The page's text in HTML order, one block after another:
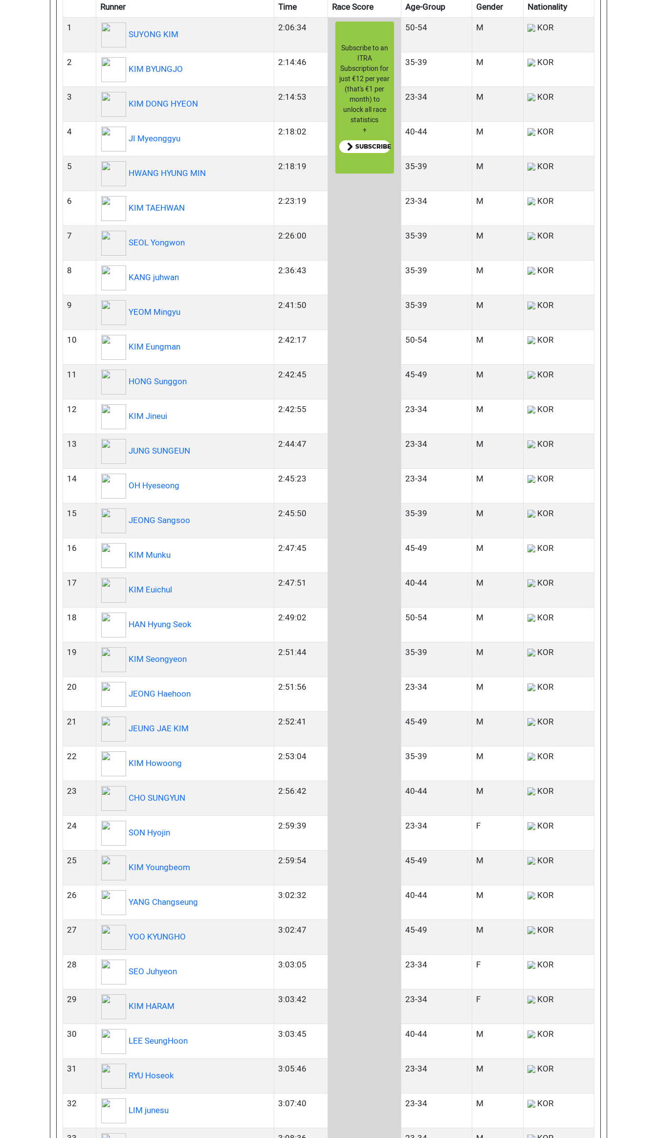
Runner Time Race Score Age-Group Gender
Nationality
1
SUYONG KIM
2:06:34
Subscribe to an
ITRA
Subscription for
just €12 per year
(that's €1 per
month) to
unlock all race
statistics
+
SUBSCRIBE
50-54 M KOR
2
KIM BYUNGJO
2:14:46 35-39 M KOR
3
KIM DONG HYEON
2:14:53 23-34 M KOR
4
JI Myeonggyu
2:18:02 40-44 M KOR
5
HWANG HYUNG MIN
2:18:19 35-39 M KOR
6
KIM TAEHWAN
2:23:19 23-34 M KOR
7
SEOL Yongwon
2:26:00 35-39 M KOR
8
KANG juhwan
2:36:43 35-39 M KOR
9
YEOM Mingyu
2:41:50 35-39 M KOR
10
KIM Eungman
2:42:17 50-54 M KOR
11
HONG Sunggon
2:42:45 45-49 M KOR
12
KIM Jineui
2:42:55 23-34 M KOR
13
JUNG SUNGEUN
2:44:47 23-34 M KOR
14
OH Hyeseong
2:45:23 23-34 M KOR
15
JEONG Sangsoo
2:45:50 35-39 M KOR
16
KIM Munku
2:47:45 45-49 M KOR
17
KIM Euichul
2:47:51 40-44 M KOR
18
HAN Hyung Seok
2:49:02 50-54 M KOR
19
KIM Seongyeon
2:51:44 35-39 M KOR
20
JEONG Haehoon
2:51:56 23-34 M KOR
21
JEUNG JAE KIM
2:52:41 45-49 M KOR
22
KIM Howoong
2:53:04 35-39 M KOR
23
CHO SUNGYUN
2:56:42 40-44 M KOR
24
SON Hyojin
2:59:39 23-34 F KOR
25
KIM Youngbeom
2:59:54 45-49 M KOR
26
YANG Changseung
3:02:32 40-44 M KOR
27
YOO KYUNGHO
3:02:47 45-49 M KOR
28
SEO Juhyeon
3:03:05 23-34 F KOR
29
KIM HARAM
3:03:42 23-34 F KOR
30
LEE SeungHoon
3:03:45 40-44 M KOR
31
RYU Hoseok
3:05:46 23-34 M KOR
32
LIM junesu
3:07:40 23-34 M KOR